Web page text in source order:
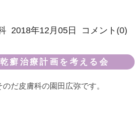
2018年12月05日 コメント(0)
癬治療計画を考える会
だ皮膚科の園田広弥です。